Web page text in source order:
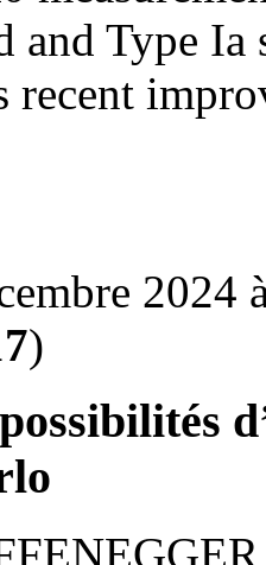
and Type Ia
recent
2024
)